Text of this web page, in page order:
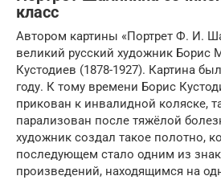
класс
Автором картины «Портрет Ф. И.
великий русский художник Борис
Кустодиев (1878-1927). Картина
году. К тому времени Борис
прикован к инвалидной коляске,
парализован после тяжёлой
художник создал такое полотно,
последующем стало одним из
произведений, находящимся на